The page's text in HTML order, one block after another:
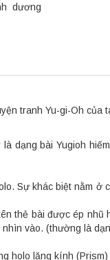
dương
tranh Yu-gi-Oh của
dạng bài Yugioh
Sự khác biệt nằm ở
thẻ bài được ép nhũ
vào. (thường là
holo lăng kính